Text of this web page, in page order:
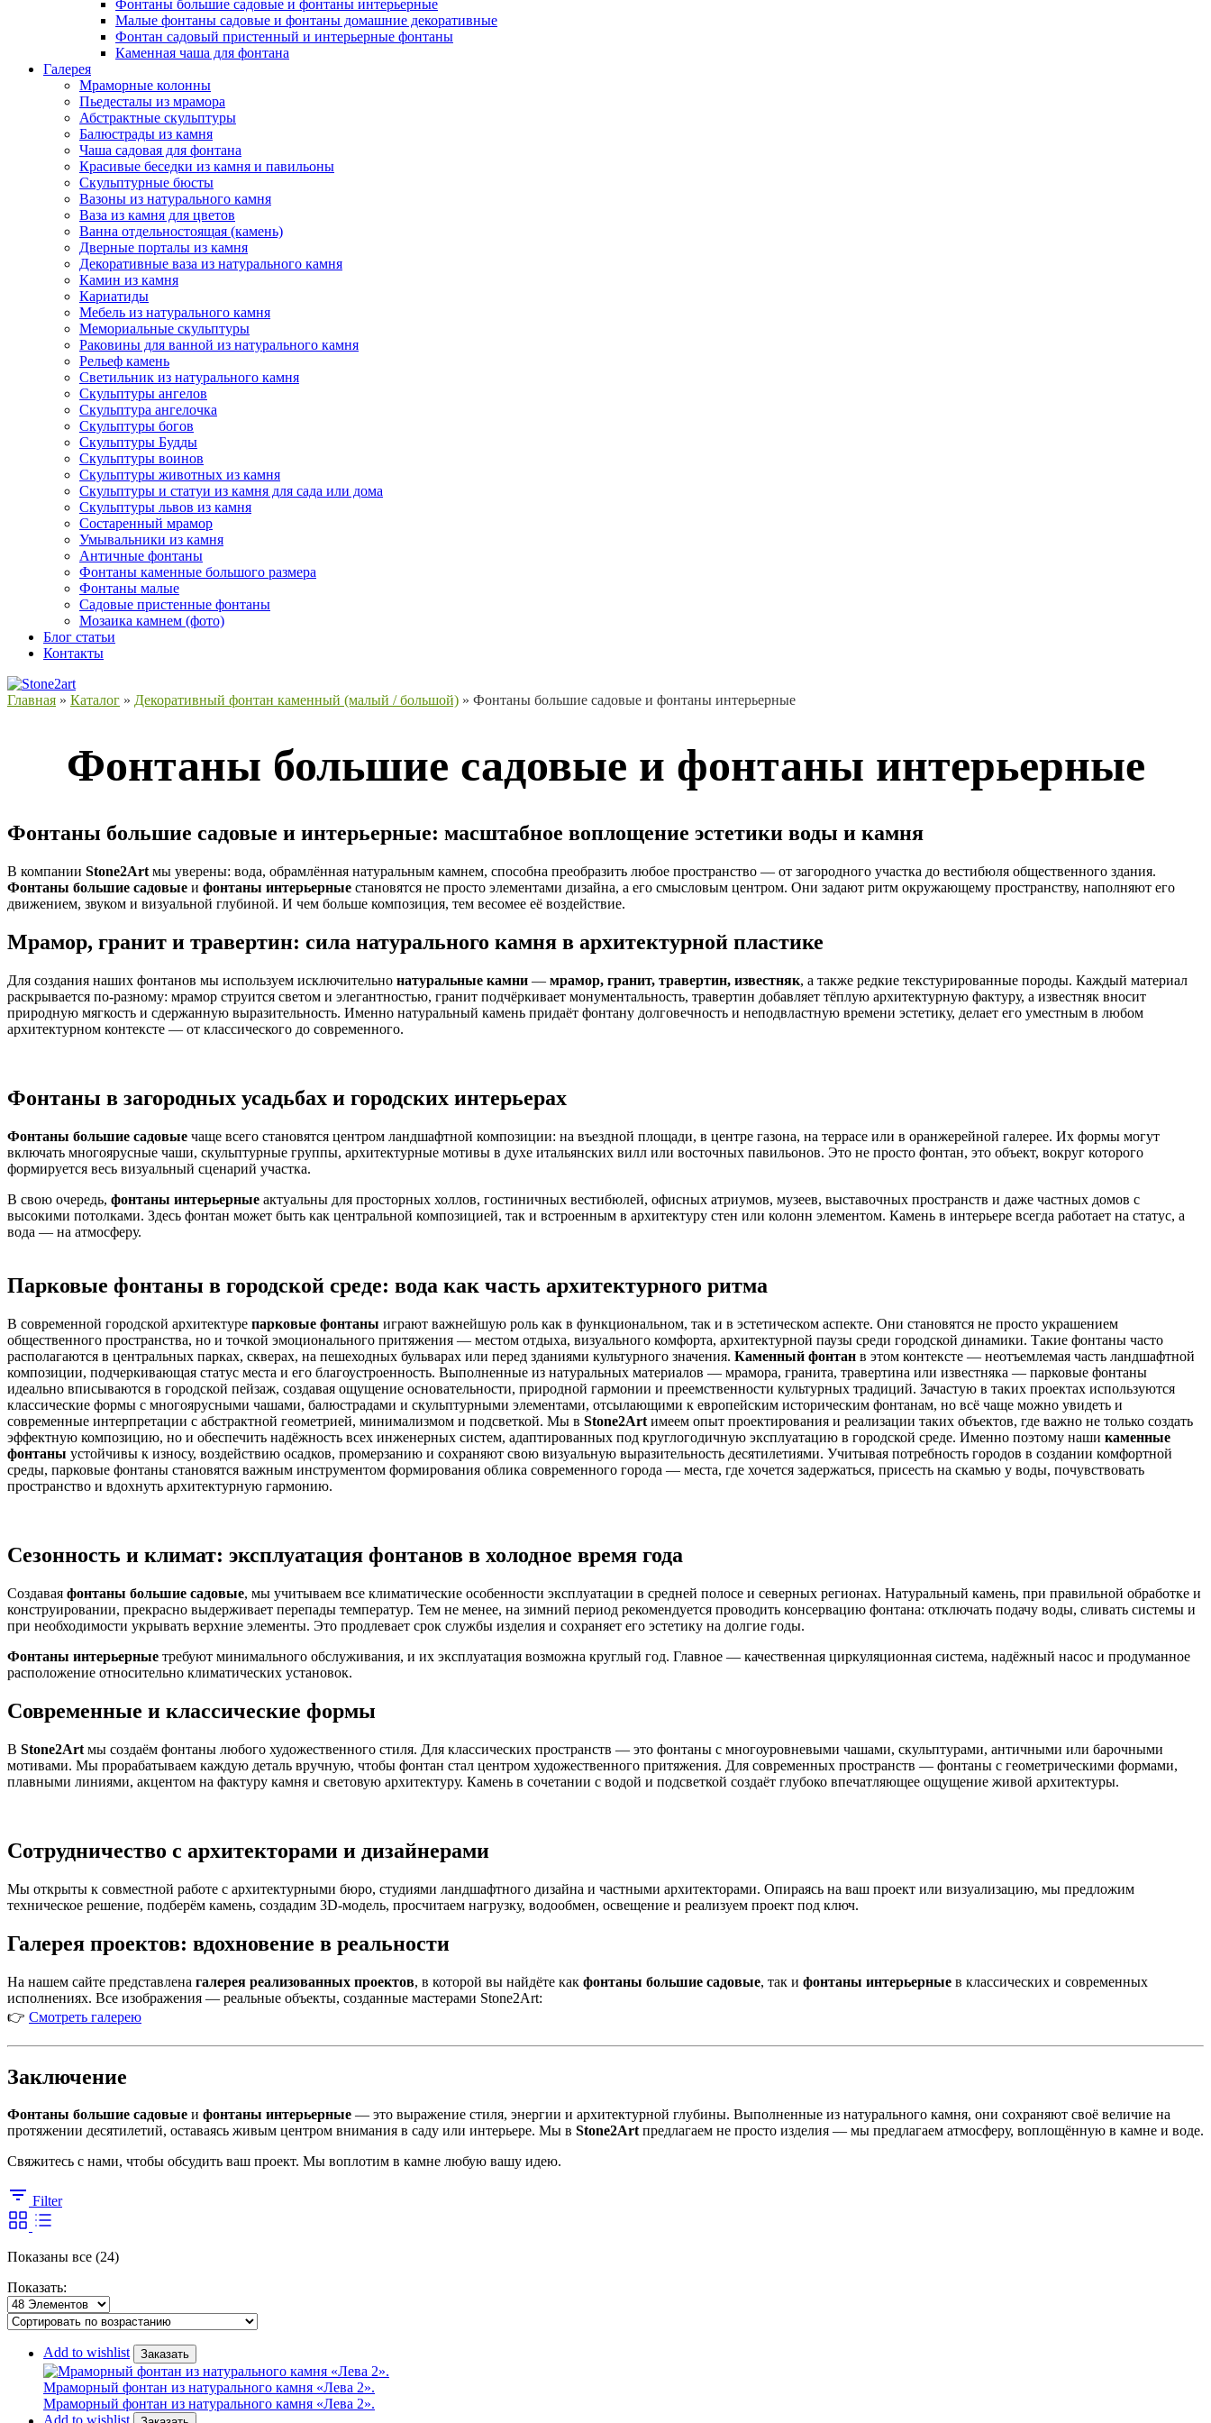
Фонтаны большие садовые и фонтаны интерьерные
Малые фонтаны садовые и фонтаны домашние декоративные
Фонтан садовый пристенный и интерьерные фонтаны
Каменная чаша для фонтана
Галерея
Мраморные колонны
Пьедесталы из мрамора
Абстрактные скульптуры
Балюстрады из камня
Чаша садовая для фонтана
Красивые беседки из камня и павильоны
Скульптурные бюсты
Вазоны из натурального камня
Ваза из камня для цветов
Ванна отдельностоящая (камень)
Дверные порталы из камня
Декоративные ваза из натурального камня
Камин из камня
Кариатиды
Мебель из натурального камня
Мемориальные скульптуры
Раковины для ванной из натурального камня
Рельеф камень
Светильник из натурального камня
Скульптуры ангелов
Скульптура ангелочка
Скульптуры богов
Скульптуры Будды
Скульптуры воинов
Скульптуры животных из камня
Скульптуры и статуи из камня для сада или дома
Скульптуры львов из камня
Состаренный мрамор
Умывальники из камня
Античные фонтаны
Фонтаны каменные большого размера
Фонтаны малые
Садовые пристенные фонтаны
Мозаика камнем (фото)
Блог статьи
Контакты
Главная » Каталог » Декоративный фонтан каменный (малый / большой) » Фонтаны большие садовые и фонтаны интерьерные
Фонтаны большие садовые и фонтаны интерьерные
Фонтаны большие садовые и интерьерные: масштабное воплощение эстетики воды и камня
В компании Stone2Art мы уверены: вода, обрамлённая натуральным камнем, способна преобразить любое пространство — от загородного участка до вестибюля общественного здания.
Фонтаны большие садовые и фонтаны интерьерные становятся не просто элементами дизайна, а его смысловым центром. Они задают ритм окружающему пространству, наполняют его
движением, звуком и визуальной глубиной. И чем больше композиция, тем весомее её воздействие.
Мрамор, гранит и травертин: сила натурального камня в архитектурной пластике
Для создания наших фонтанов мы используем исключительно натуральные камни — мрамор, гранит, травертин, известняк, а также редкие текстурированные породы. Каждый материал
раскрывается по-разному: мрамор струится светом и элегантностью, гранит подчёркивает монументальность, травертин добавляет тёплую архитектурную фактуру, а известняк вносит
природную мягкость и сдержанную выразительность. Именно натуральный камень придаёт фонтану долговечность и неподвластную времени эстетику, делает его уместным в любом
архитектурном контексте — от классического до современного.
Фонтаны в загородных усадьбах и городских интерьерах
Фонтаны большие садовые чаще всего становятся центром ландшафтной композиции: на въездной площади, в центре газона, на террасе или в оранжерейной галерее. Их формы могут
включать многоярусные чаши, скульптурные группы, архитектурные мотивы в духе итальянских вилл или восточных павильонов. Это не просто фонтан, это объект, вокруг которого
формируется весь визуальный сценарий участка.
В свою очередь, фонтаны интерьерные актуальны для просторных холлов, гостиничных вестибюлей, офисных атриумов, музеев, выставочных пространств и даже частных домов с
высокими потолками. Здесь фонтан может быть как центральной композицией, так и встроенным в архитектуру стен или колонн элементом. Камень в интерьере всегда работает на статус, а
вода — на атмосферу.
Парковые фонтаны в городской среде: вода как часть архитектурного ритма
В современной городской архитектуре парковые фонтаны играют важнейшую роль как в функциональном, так и в эстетическом аспекте. Они становятся не просто украшением
общественного пространства, но и точкой эмоционального притяжения — местом отдыха, визуального комфорта, архитектурной паузы среди городской динамики. Такие фонтаны часто
располагаются в центральных парках, скверах, на пешеходных бульварах или перед зданиями культурного значения. Каменный фонтан в этом контексте — неотъемлемая часть ландшафтной
композиции, подчеркивающая статус места и его благоустроенность. Выполненные из натуральных материалов — мрамора, гранита, травертина или известняка — парковые фонтаны
идеально вписываются в городской пейзаж, создавая ощущение основательности, природной гармонии и преемственности культурных традиций. Зачастую в таких проектах используются
классические формы с многоярусными чашами, балюстрадами и скульптурными элементами, отсылающими к европейским историческим фонтанам, но всё чаще можно увидеть и
современные интерпретации с абстрактной геометрией, минимализмом и подсветкой. Мы в Stone2Art имеем опыт проектирования и реализации таких объектов, где важно не только создать
эффектную композицию, но и обеспечить надёжность всех инженерных систем, адаптированных под круглогодичную эксплуатацию в городской среде. Именно поэтому наши каменные
фонтаны устойчивы к износу, воздействию осадков, промерзанию и сохраняют свою визуальную выразительность десятилетиями. Учитывая потребность городов в создании комфортной
среды, парковые фонтаны становятся важным инструментом формирования облика современного города — места, где хочется задержаться, присесть на скамью у воды, почувствовать
пространство и вдохнуть архитектурную гармонию.
Сезонность и климат: эксплуатация фонтанов в холодное время года
Создавая фонтаны большие садовые, мы учитываем все климатические особенности эксплуатации в средней полосе и северных регионах. Натуральный камень, при правильной обработке и
конструировании, прекрасно выдерживает перепады температур. Тем не менее, на зимний период рекомендуется проводить консервацию фонтана: отключать подачу воды, сливать системы и
при необходимости укрывать верхние элементы. Это продлевает срок службы изделия и сохраняет его эстетику на долгие годы.
Фонтаны интерьерные требуют минимального обслуживания, и их эксплуатация возможна круглый год. Главное — качественная циркуляционная система, надёжный насос и продуманное
расположение относительно климатических установок.
Современные и классические формы
В Stone2Art мы создаём фонтаны любого художественного стиля. Для классических пространств — это фонтаны с многоуровневыми чашами, скульптурами, античными или барочными
мотивами. Мы прорабатываем каждую деталь вручную, чтобы фонтан стал центром художественного притяжения. Для современных пространств — фонтаны с геометрическими формами,
плавными линиями, акцентом на фактуру камня и световую архитектуру. Камень в сочетании с водой и подсветкой создаёт глубоко впечатляющее ощущение живой архитектуры.
Сотрудничество с архитекторами и дизайнерами
Мы открыты к совместной работе с архитектурными бюро, студиями ландшафтного дизайна и частными архитекторами. Опираясь на ваш проект или визуализацию, мы предложим
техническое решение, подберём камень, создадим 3D-модель, просчитаем нагрузку, водообмен, освещение и реализуем проект под ключ.
Галерея проектов: вдохновение в реальности
На нашем сайте представлена галерея реализованных проектов, в которой вы найдёте как фонтаны большие садовые, так и фонтаны интерьерные в классических и современных
исполнениях. Все изображения — реальные объекты, созданные мастерами Stone2Art:
👉 Смотреть галерею
Заключение
Фонтаны большие садовые и фонтаны интерьерные — это выражение стиля, энергии и архитектурной глубины. Выполненные из натурального камня, они сохраняют своё величие на
протяжении десятилетий, оставаясь живым центром внимания в саду или интерьере. Мы в Stone2Artпредлагаем не просто изделия — мы предлагаем атмосферу, воплощённую в камне и воде.
Свяжитесь с нами, чтобы обсудить ваш проект. Мы воплотим в камне любую вашу идею.
Filter
Показаны все (24)Сортировка:
Показать:
Add to wishlist Заказать
Мраморный фонтан из натурального камня «Лева 2».
Мраморный фонтан из натурального камня «Лева 2».